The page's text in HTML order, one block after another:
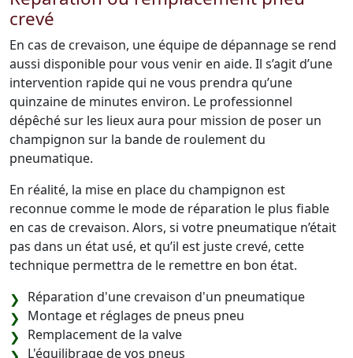
crevé
En cas de crevaison, une équipe de dépannage se rend
aussi disponible pour vous venir en aide. Il s’agit d’une
intervention rapide qui ne vous prendra qu’une
quinzaine de minutes environ. Le professionnel
dépêché sur les lieux aura pour mission de poser un
champignon sur la bande de roulement du
pneumatique.
En réalité, la mise en place du champignon est
reconnue comme le mode de réparation le plus fiable
en cas de crevaison. Alors, si votre pneumatique n’était
pas dans un état usé, et qu’il est juste crevé, cette
technique permettra de le remettre en bon état.
Réparation d'une crevaison d'un pneumatique
Montage et réglages de pneus pneu
Remplacement de la valve
L'équilibrage de vos pneus